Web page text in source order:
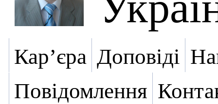
Кар’єра Доповіді
Повідомлення